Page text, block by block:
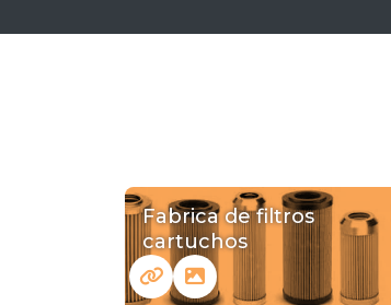
Fabrica de filtros
cartuchos